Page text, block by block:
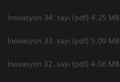
İnovasyon 34. sayı (pdf) 4.25 MB
İnovasyon 33. sayı (pdf) 5.09 MB
İnovasyon 32. sayı (pdf) 4.06 MB